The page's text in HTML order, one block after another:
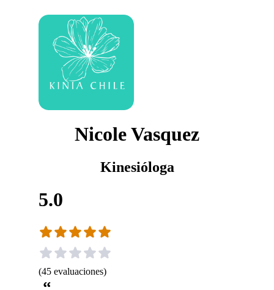
Nicole Vasquez
Kinesióloga
5.0
(45 evaluaciones)